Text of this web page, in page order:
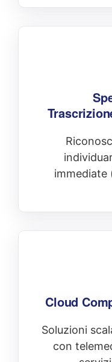
immediate
Cloud
Soluzioni
con